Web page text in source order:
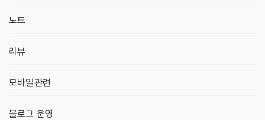
노트
리뷰
모바일관련
블로그 운영